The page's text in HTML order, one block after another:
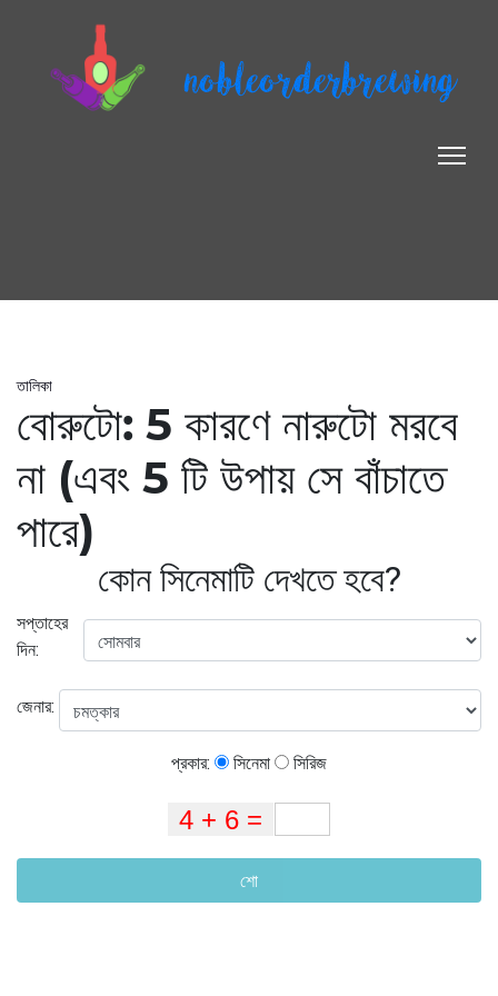
nobleorderbrewing
তালিকা
বোরুটো: 5 কারণে নারুটো মরবে
না (এবং 5 টি উপায় সে বাঁচাতে
পারে)
কোন সিনেমাটি দেখতে হবে?
সপ্তাহের
দিন:
জেনার:
প্রকার: সিনেমা সিরিজ
শো